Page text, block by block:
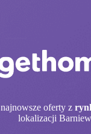
najnowsze oferty z
lokalizacji